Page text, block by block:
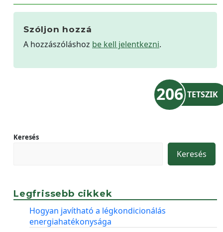
Szóljon hozzá
A hozzászóláshoz be kell jelentkezni.
206 TETSZIK
Keresés
Keresés
Legfrissebb cikkek
Hogyan javítható a légkondicionálás
energiahatékonysága